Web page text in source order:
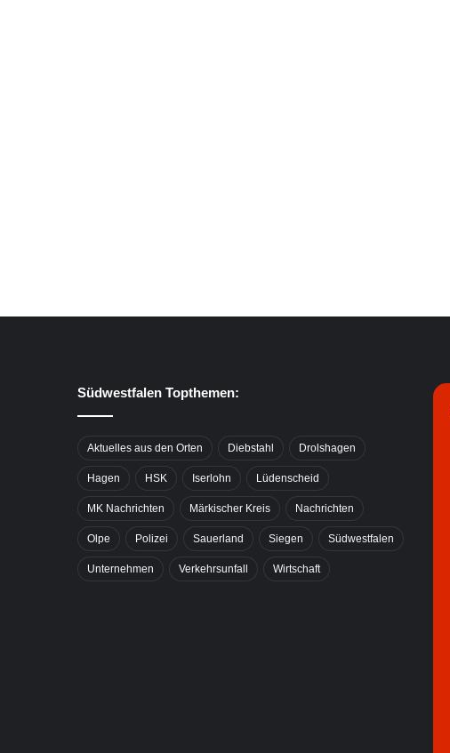
Südwestfalen Topthemen:
Aktuelles aus den Orten Diebstahl Drolshagen
Hagen HSK Iserlohn Lüdenscheid
MK Nachrichten Märkischer Kreis Nachrichten
Olpe Polizei Sauerland Siegen Südwestfalen
Unternehmen Verkehrsunfall Wirtschaft